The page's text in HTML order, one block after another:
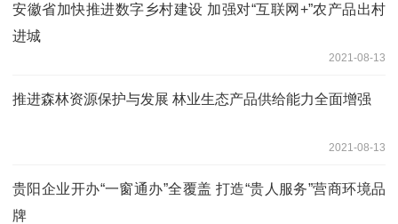
安徽省加快推进数字乡村建设 加强对“互联网+”农产品出村
进城
2021-08-13
推进森林资源保护与发展 林业生态产品供给能力全面增强
2021-08-13
贵阳企业开办“一窗通办”全覆盖 打造“贵人服务”营商环境品
牌